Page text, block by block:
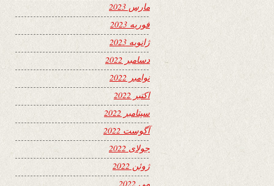
مارس 2023
فوریه 2023
ژانویه 2023
دسامبر 2022
نوامبر 2022
اکتبر 2022
سپتامبر 2022
آگوست 2022
جولای 2022
ژوئن 2022
می 2022